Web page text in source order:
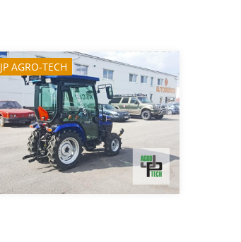
JP AGRO-TECH